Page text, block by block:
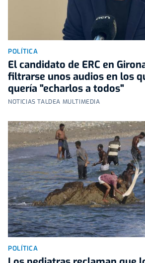
POLÍTICA
El candidato de ERC en
filtrarse unos audios en los
quería "echarlos a todos"
NOTICIAS TALDEA MULTIMEDIA
POLÍTICA